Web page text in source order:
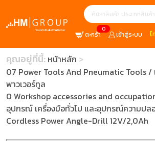
0
ตะกร้า เข้าสู่ระบบ ไ
คุณอยู่ที่นี้: หน้าหลัก
07 Power Tools And Pneumatic Tools /
พาวเวอร์ทูล
0 Workshop accessories and
อุปกรณ์ เครื่องมือทั่วไป และอุปกรณ์ความปล
Cordless Power Angle-Drill 12V/2,0Ah